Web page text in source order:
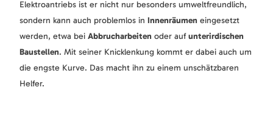
Elektroantriebs ist er nicht nur besonders umweltfreundlich,
sondern kann auch problemlos in Innenräumen eingesetzt
werden, etwa bei Abbrucharbeiten oder aufunterirdischen
Baustellen. Mit seiner Knicklenkung kommt er dabei auch um
die engste Kurve. Das macht ihn zu einem unschätzbaren
Helfer.